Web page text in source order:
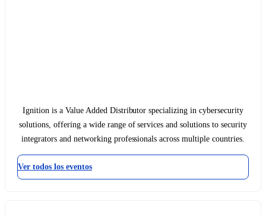
Ignition is a Value Added Distributor specializing in cybersecurity
solutions, offering a wide range of services and solutions to security
integrators and networking professionals across multiple countries.
Ver todos los eventos